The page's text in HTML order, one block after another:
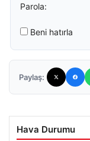
Parola:
Beni hatırla
Paylaş:
Hava Durumu